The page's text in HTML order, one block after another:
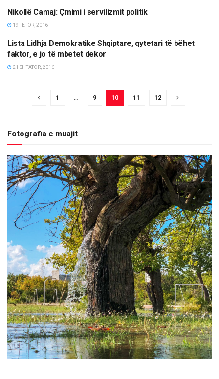
OPINIONE/EDITORIALE
Nikollë Camaj: Çmimi i servilizmit politik
19 TETOR, 2016
LAJME
Lista Lidhja Demokratike Shqiptare, qytetari të bëhet
faktor, e jo të mbetet dekor
21 SHTATOR, 2016
1 … 9 10 11 12
Fotografia e muajit